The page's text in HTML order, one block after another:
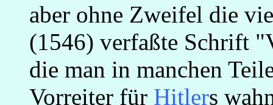
aber ohne Zweifel die
(1546) verfaßte Schrift
die man in manchen
Vorreiter für Hitlers